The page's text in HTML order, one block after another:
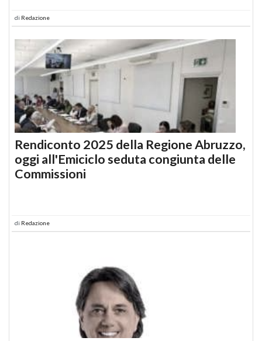
di Redazione
Rendiconto 2025 della Regione Abruzzo,
oggi all'Emiciclo seduta congiunta delle
Commissioni
di Redazione